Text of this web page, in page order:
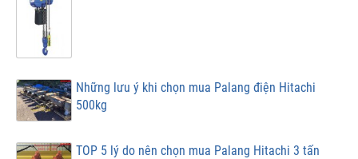
Những lưu ý khi chọn mua Palang điện Hitachi
500kg
TOP 5 lý do nên chọn mua Palang Hitachi 3 tấn